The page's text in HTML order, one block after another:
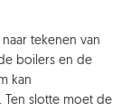
tekenen van
boilers en de
kan
slotte moet de